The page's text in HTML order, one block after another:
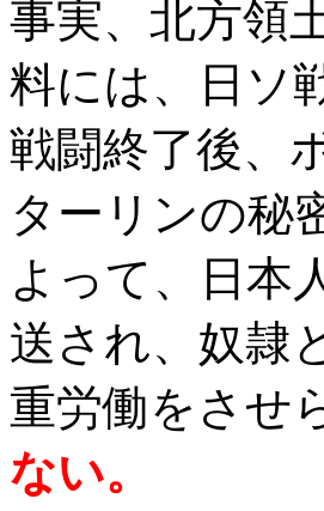
事実、北方領
料には、日ソ
戦闘終了後、
ターリンの秘
よって、日本
送され、奴隷
重労働をさせ
ない。